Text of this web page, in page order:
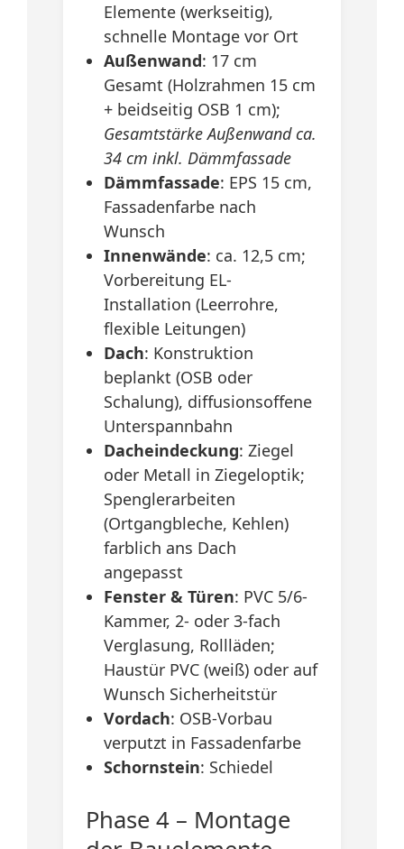
Elemente (werkseitig),
schnelle Montage vor Ort
Außenwand: 17 cm
Gesamt (Holzrahmen 15 cm
+ beidseitig OSB 1 cm);
Gesamtstärke Außenwand ca.
34 cm inkl. Dämmfassade
Dämmfassade: EPS 15 cm,
Fassadenfarbe nach
Wunsch
Innenwände: ca. 12,5 cm;
Vorbereitung EL-
Installation (Leerrohre,
flexible Leitungen)
Dach: Konstruktion
beplankt (OSB oder
Schalung), diffusionsoffene
Unterspannbahn
Dacheindeckung: Ziegel
oder Metall in Ziegeloptik;
Spenglerarbeiten
(Ortgangbleche, Kehlen)
farblich ans Dach
angepasst
Fenster & Türen: PVC 5/6-
Kammer, 2- oder 3-fach
Verglasung, Rollläden;
Haustür PVC (weiß) oder auf
Wunsch Sicherheitstür
Vordach: OSB-Vorbau
verputzt in Fassadenfarbe
Schornstein: Schiedel
Phase 4 – Montage